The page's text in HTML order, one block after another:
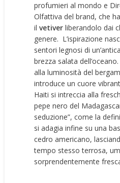
profumieri al mondo e
Olfattiva del brand, che
ilvetiver liberandolo dai
genere. L’ispirazione
sentori legnosi di
brezza salata
alla luminosità del
introduce un cuore
Haiti si intreccia alla
pepe nero del
seduzione”, come la
si adagia infine su una
cedro americano,
tempo stesso terrosa,
sorprendentemente